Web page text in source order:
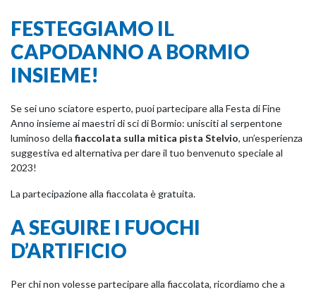
FESTEGGIAMO IL
CAPODANNO A BORMIO
INSIEME!
Se sei uno sciatore esperto, puoi partecipare alla Festa di Fine
Anno insieme ai maestri di sci di Bormio: unisciti al serpentone
luminoso della fiaccolata sulla mitica pista Stelvio, un’esperienza
suggestiva ed alternativa per dare il tuo benvenuto speciale al
2023!
La partecipazione alla fiaccolata è gratuita.
A SEGUIRE I FUOCHI
D’ARTIFICIO
Per chi non volesse partecipare alla fiaccolata, ricordiamo che a